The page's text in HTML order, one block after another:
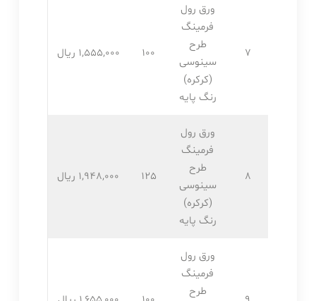
7
ورق رول
فرمینگ
طرح
سینوسی
(کرکره)
رنگ پایه
100 1,555,۰۰۰ ریال
8
ورق رول
فرمینگ
طرح
سینوسی
(کرکره)
رنگ پایه
125 1,948,۰۰۰ ریال
ورق رول
فرمینگ
طرح